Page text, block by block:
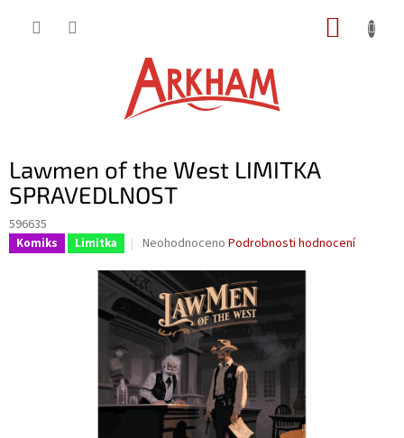
Lawmen of the West LIMITKA
SPRAVEDLNOST
596635
Komiks Limitka
Průměrné
produktu
je
0,0
z
hvězdiček.
Neohodnoceno Podrobnosti hodnocení